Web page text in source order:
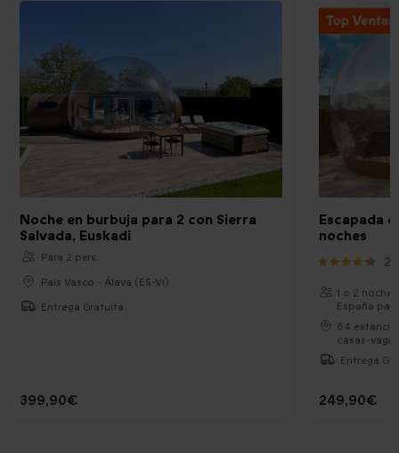
Noche en burbuja para 2 con Sierra
Salvada, Euskadi
Para 2 pers.
País Vasco - Álava (ES-VI)
Entrega Gratuita
399,90€
Escapada
noches
1 o 2
España
64
casas-
Entrega
249,90€